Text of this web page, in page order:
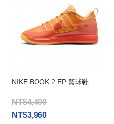
NIKE BOOK 2 EP 籃球鞋
NT$4,400
NT$3,960